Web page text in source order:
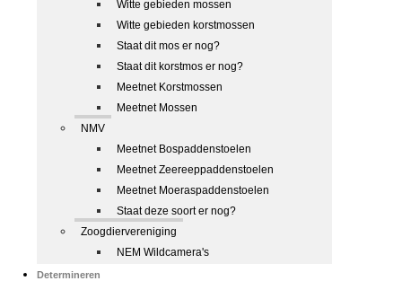
Witte gebieden mossen
Witte gebieden korstmossen
Staat dit mos er nog?
Staat dit korstmos er nog?
Meetnet Korstmossen
Meetnet Mossen
NMV
Meetnet Bospaddenstoelen
Meetnet Zeereeppaddenstoelen
Meetnet Moeraspaddenstoelen
Staat deze soort er nog?
Zoogdiervereniging
NEM Wildcamera's
Determineren